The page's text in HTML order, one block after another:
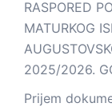
RASPORED
MATURKOG
2025/2026.
Prijem